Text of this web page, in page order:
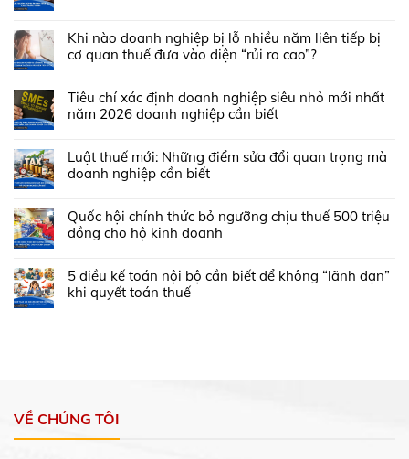
Khi nào doanh nghiệp bị lỗ nhiều năm liên tiếp bị
cơ quan thuế đưa vào diện “rủi ro cao”?
Tiêu chí xác định doanh nghiệp siêu nhỏ mới nhất
năm 2026 doanh nghiệp cần biết
Luật thuế mới: Những điểm sửa đổi quan trọng mà
doanh nghiệp cần biết
Quốc hội chính thức bỏ ngưỡng chịu thuế 500 triệu
đồng cho hộ kinh doanh
5 điều kế toán nội bộ cần biết để không “lãnh đạn”
khi quyết toán thuế
VỀ CHÚNG TÔI